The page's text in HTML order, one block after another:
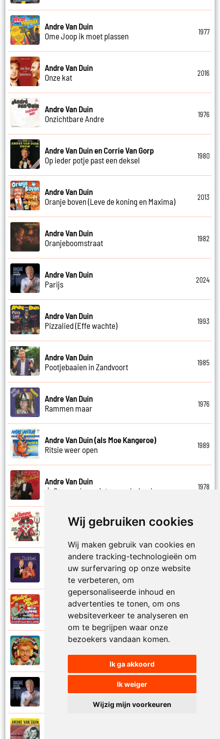
Wij gebruiken cookies
Wij maken gebruik van cookies en
andere tracking-technologieën om
uw surfervaring op onze website
te verbeteren, om
gepersonaliseerde inhoud en
advertenties te tonen, om ons
websiteverkeer te analyseren en
om te begrijpen waar onze
bezoekers vandaan komen.
Ik ga akkoord
Ik weiger
Wijzig mijn voorkeuren
Andre Van Duin
Ome Joop ik moet plassen
1977
Andre Van Duin
Onze kat
2016
Andre Van Duin
Onzichtbare Andre
1976
Andre Van Duin en Corrie Van Gorp
Op ieder potje past een deksel
1980
Andre Van Duin
Oranje boven (Leve de koning en Maxima)
2013
Andre Van Duin
Oranjeboomstraat
1982
Andre Van Duin
Parijs
2024
Andre Van Duin
Pizzalied (Effe wachte)
1993
Andre Van Duin
Pootjebaaien in Zandvoort
1985
Andre Van Duin
Rammen maar
1976
Andre Van Duin (als Moe Kangeroe)
Ritsie weer open
1989
Andre Van Duin
Samen door winterwonderland
1978
Andre Van Duin
Schijt maar in me pannetje
Andre Van Duin
Schrijf naar ome Joop
2024